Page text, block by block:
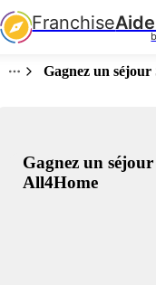
Franchise
Gagnez un séjour
Gagnez un
All4Home